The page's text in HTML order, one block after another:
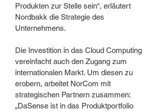
Produkten zur Stelle sein“, erläutert
Nordbakk die Strategie des
Unternehmens.
Die Investition in das Cloud Computing
vereinfacht auch den Zugang zum
internationalen Markt. Um diesen zu
erobern, arbeitet NorCom mit
strategischen Partnern zusammen:
„DaSense ist in das Produktportfolio